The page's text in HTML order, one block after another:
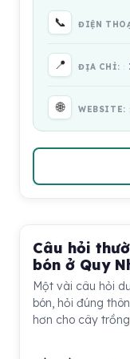
📞 ĐIỆN
📍 ĐỊA CHỈ:
🌐 WEBSITE:
Câu hỏi
bón ở Quy
Một vài câu hỏi
bón, hỏi đúng
hơn cho cây